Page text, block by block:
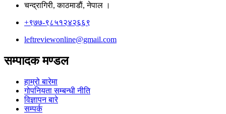
चन्द्रागिरी, काठमाडाैं, नेपाल ।
+९७७-९८५१२४२६६९
leftreviewonline@gmail.com
सम्पादक मण्डल
हाम्रो बारेमा
गोपनियता सम्बन्धी नीति
विज्ञापन बारे
सम्पर्क